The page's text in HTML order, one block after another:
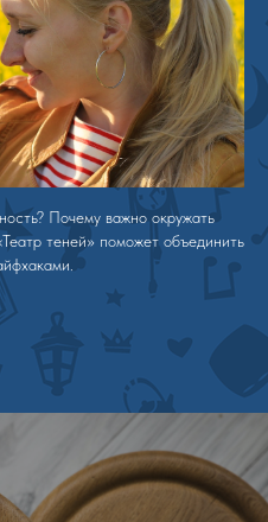
Почему важно окружать
теней» поможет объединить